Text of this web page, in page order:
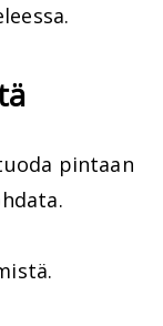
pintaan